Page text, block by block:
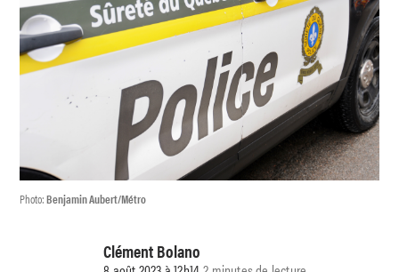
Photo:Benjamin Aubert/Métro
Clément Bolano